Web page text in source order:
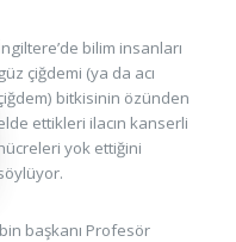
bilim insanları
güz çiğdemi (ya da acı
bitkisinin özünden
ettikleri ilacın kanserli
yok ettiğini
başkanı Profesör